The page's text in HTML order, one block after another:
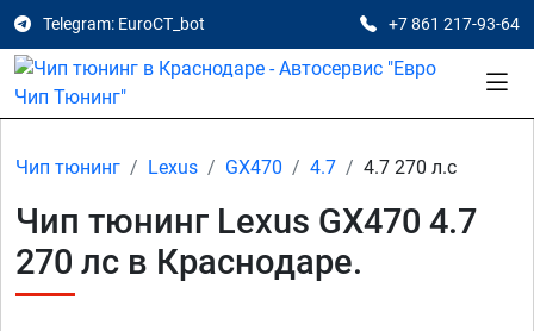
Telegram: EuroCT_bot +7 861 217-93-64
Чип тюнинг Lexus GX470 4.7 4.7 270 л.с
Чип тюнинг Lexus GX470 4.7
270 лс в Краснодаре.